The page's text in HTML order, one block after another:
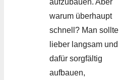
warum überhaupt
schnell? Man sollte
lieber langsam und
dafür sorgfältig
aufbauen,